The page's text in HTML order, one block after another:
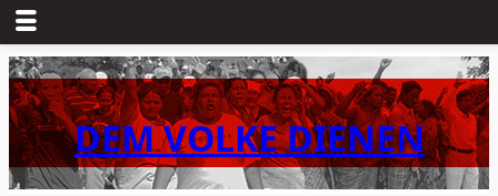
Zum
Inhalt
springenDEM VOLKE DIENEN